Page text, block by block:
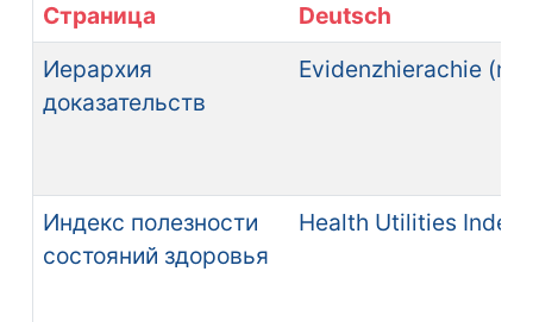
Страница
Deutsch
Иерархия
доказательств
Evidenzhierachie
Индекс полезности
состояний здоровья
Health Utilities Index